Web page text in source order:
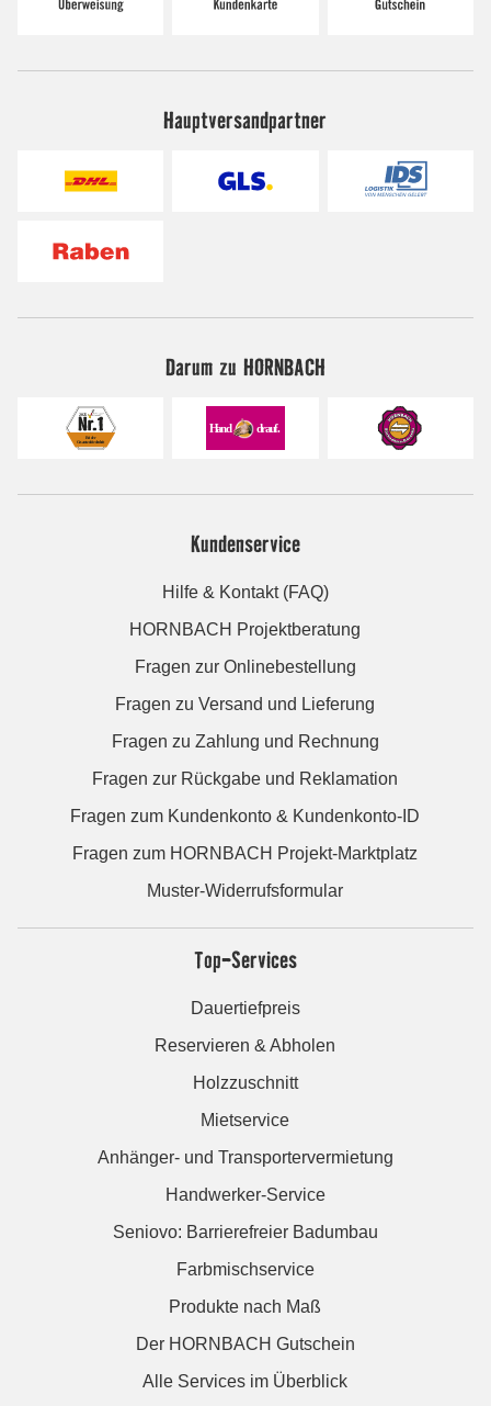
Hauptversandpartner
Darum zu HORNBACH
Kundenservice
Hilfe & Kontakt (FAQ)
HORNBACH Projektberatung
Fragen zur Onlinebestellung
Fragen zu Versand und Lieferung
Fragen zu Zahlung und Rechnung
Fragen zur Rückgabe und Reklamation
Fragen zum Kundenkonto & Kundenkonto-ID
Fragen zum HORNBACH Projekt-Marktplatz
Muster-Widerrufsformular
Top-Services
Dauertiefpreis
Reservieren & Abholen
Holzzuschnitt
Mietservice
Anhänger- und Transportervermietung
Handwerker-Service
Seniovo: Barrierefreier Badumbau
Farbmischservice
Produkte nach Maß
Der HORNBACH Gutschein
Alle Services im Überblick